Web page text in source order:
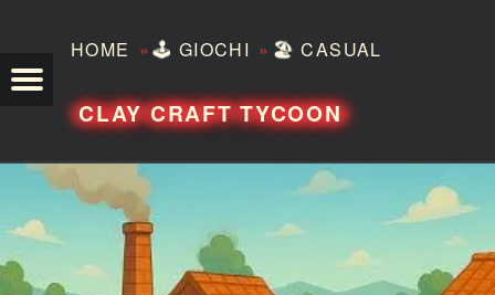
HOME »🕹️ GIOCHI » 🏖️ CASUAL
CLAY CRAFT TYCOON